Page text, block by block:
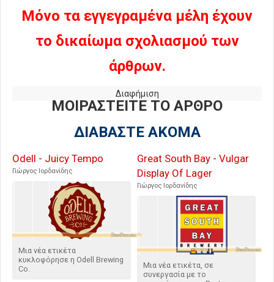
Μόνο τα εγγεγραμένα μέλη έχουν
το δικαίωμα σχολιασμού των
άρθρων.
Διαφήμιση
ΜΟΙΡΑΣΤΕΙΤΕ ΤΟ ΑΡΘΡΟ
ΔΙΑΒΑΣΤΕ ΑΚΟΜΑ
Odell - Juicy Tempo
Γιώργος Ιορδανίδης
Μια νέα ετικέτα
κυκλοφόρησε η Odell Brewing
Co.
Great South Bay - Vulgar
Display Of Lager
Γιώργος Ιορδανίδης
Μια νέα ετικέτα, σε
συνεργασία με το